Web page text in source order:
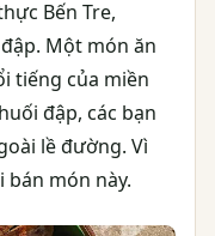
Bến Tre,
Một món ăn
tiếng của miền
đập, các bạn
lề đường. Vì
bán món này.